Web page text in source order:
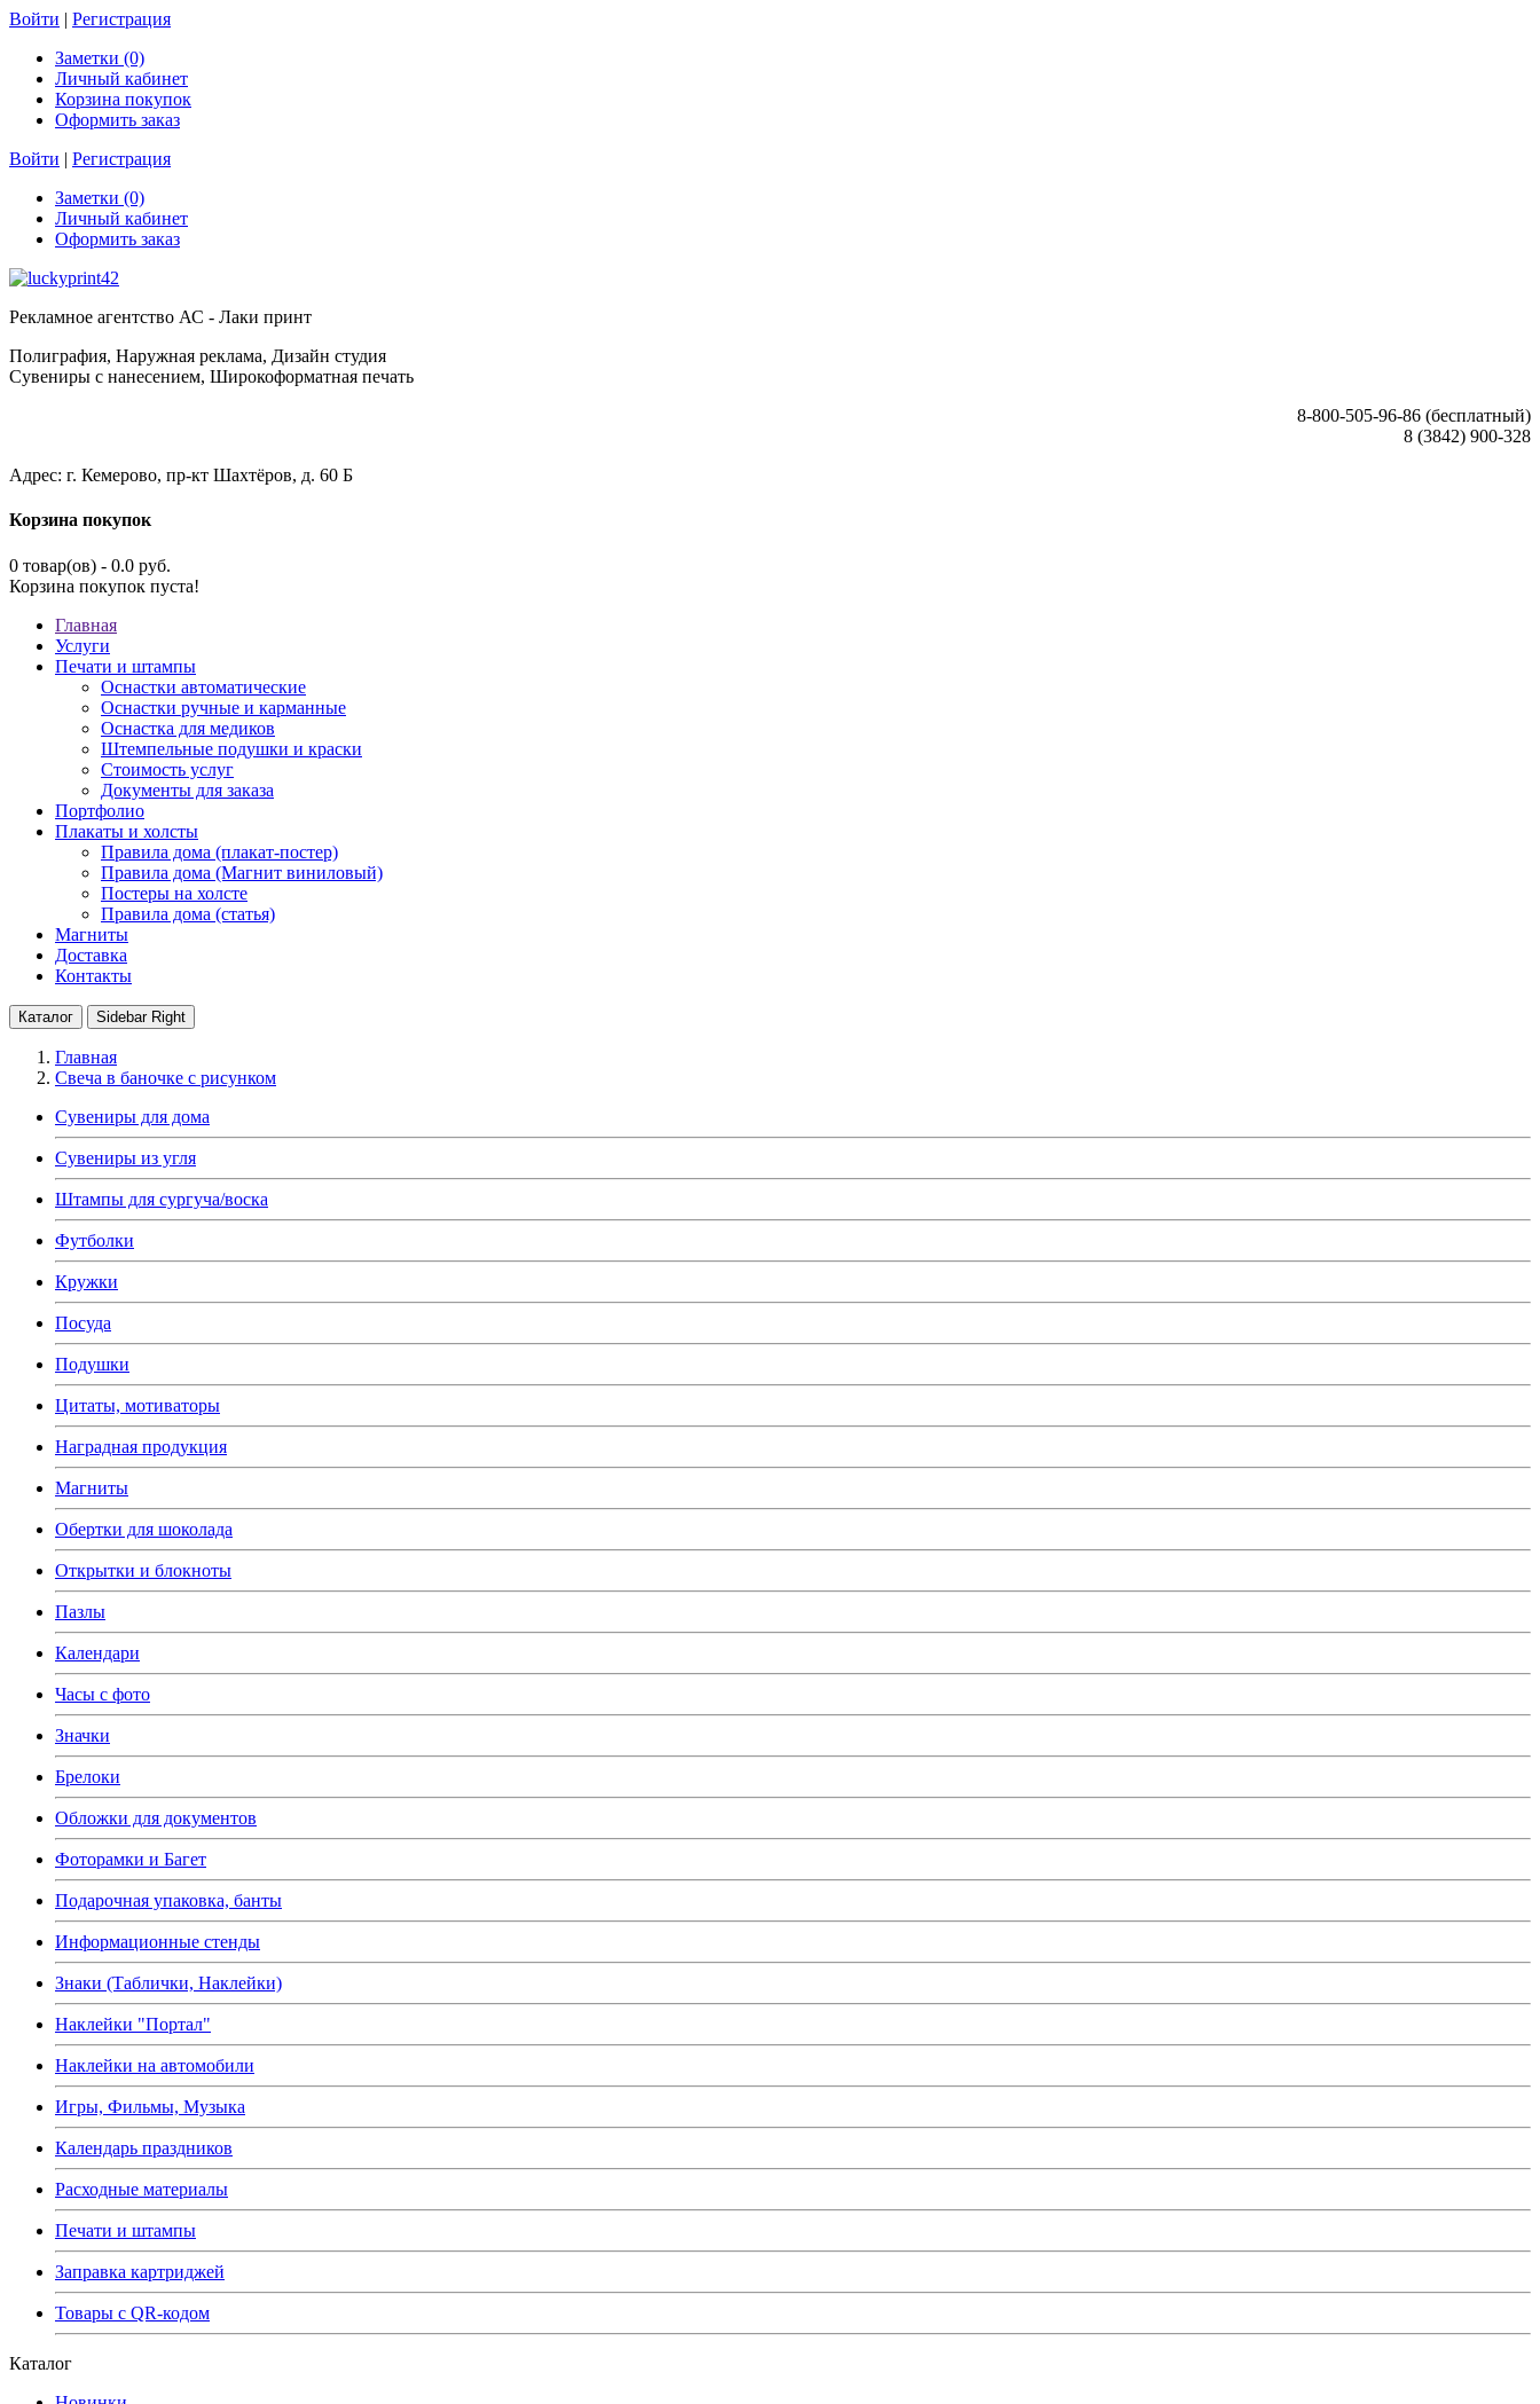
Войти | Регистрация
Заметки (0)
Личный кабинет
Корзина покупок
Оформить заказ
Войти | Регистрация
Заметки (0)
Личный кабинет
Оформить заказ
Рекламное агентство АС - Лаки принт
Полиграфия, Наружная реклама, Дизайн студия
Сувениры с нанесением, Широкоформатная печать
8-800-505-96-86 (бесплатный)
8 (3842) 900-328
Адрес: г. Кемерово, пр-кт Шахтёров, д. 60 Б
Корзина покупок
0 товар(ов) - 0.0 руб.
Корзина покупок пуста!
Главная
Услуги
Печати и штампы
Оснастки автоматические
Оснастки ручные и карманные
Оснастка для медиков
Штемпельные подушки и краски
Стоимость услуг
Документы для заказа
Портфолио
Плакаты и холсты
Правила дома (плакат-постер)
Правила дома (Магнит виниловый)
Постеры на холсте
Правила дома (статья)
Магниты
Доставка
Контакты
Каталог Sidebar Right
Главная
Свеча в баночке с рисунком
Сувениры для дома
Сувениры из угля
Штампы для сургуча/воска
Футболки
Кружки
Посуда
Подушки
Цитаты, мотиваторы
Наградная продукция
Магниты
Обертки для шоколада
Открытки и блокноты
Пазлы
Календари
Часы с фото
Значки
Брелоки
Обложки для документов
Фоторамки и Багет
Подарочная упаковка, банты
Информационные стенды
Знаки (Таблички, Наклейки)
Наклейки "Портал"
Наклейки на автомобили
Игры, Фильмы, Музыка
Календарь праздников
Расходные материалы
Печати и штампы
Заправка картриджей
Товары с QR-кодом
Каталог